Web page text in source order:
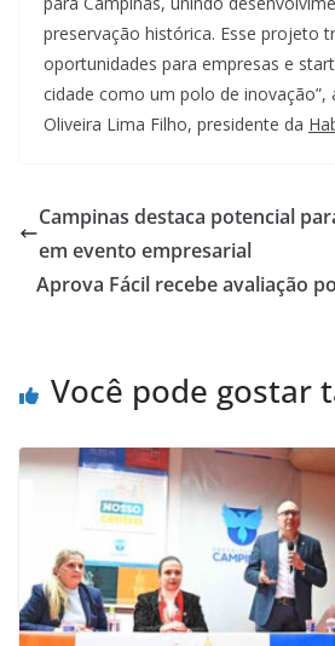
preservação histórica. Esse projeto
oportunidades para empresas e
cidade como um polo de inovação”,
Oliveira Lima Filho, presidente da
Campinas destaca potencial
em evento empresarial
Aprova Fácil recebe avaliação
Você pode gostar